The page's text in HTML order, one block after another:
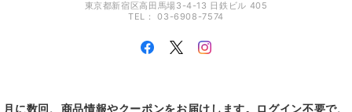
東京都新宿区高田馬場3-4-13 日鉄ビル 405
TEL： 03-6908-7574
月に数回、商品情報やクーポンをお届けします。ログイン不要で、